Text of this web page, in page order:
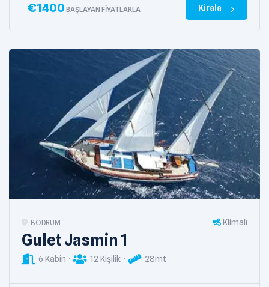
€1400 BAŞLAYAN FIYATLARLA Kirala
BODRUM Klimalı
Gulet Jasmin 1
6 Kabin 12 Kişilik 28mt